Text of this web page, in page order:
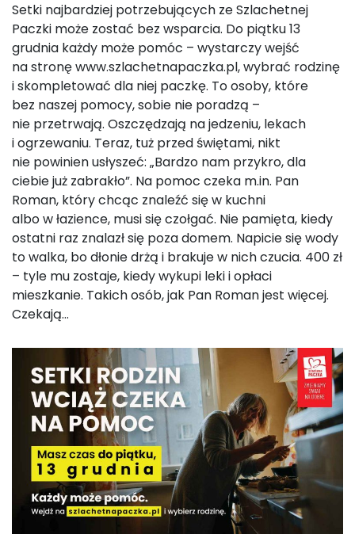
Setki najbardziej potrzebujących ze Szlachetnej
Paczki może zostać bez wsparcia. Do piątku 13
grudnia każdy może pomóc – wystarczy wejść
na stronę www.szlachetnapaczka.pl, wybrać rodzinę
i skompletować dla niej paczkę. To osoby, które
bez naszej pomocy, sobie nie poradzą –
nie przetrwają. Oszczędzają na jedzeniu, lekach
i ogrzewaniu. Teraz, tuż przed świętami, nikt
nie powinien usłyszeć: „Bardzo nam przykro, dla
ciebie już zabrakło”. Na pomoc czeka m.in. Pan
Roman, który chcąc znaleźć się w kuchni
albo w łazience, musi się czołgać. Nie pamięta, kiedy
ostatni raz znalazł się poza domem. Napicie się wody
to walka, bo dłonie drżą i brakuje w nich czucia. 400 zł
– tyle mu zostaje, kiedy wykupi leki i opłaci
mieszkanie. Takich osób, jak Pan Roman jest więcej.
Czekają…